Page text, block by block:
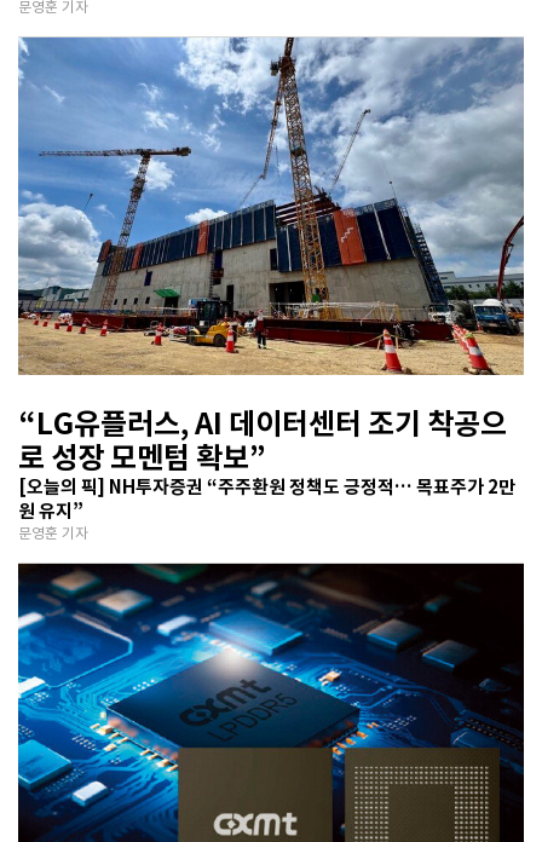
문영훈 기자
“LG유플러스, AI 데이터센터 조기 착공으
로 성장 모멘텀 확보”
[오늘의 픽] NH투자증권 “주주환원 정책도 긍정적… 목표주가 2만
원 유지”
문영훈 기자